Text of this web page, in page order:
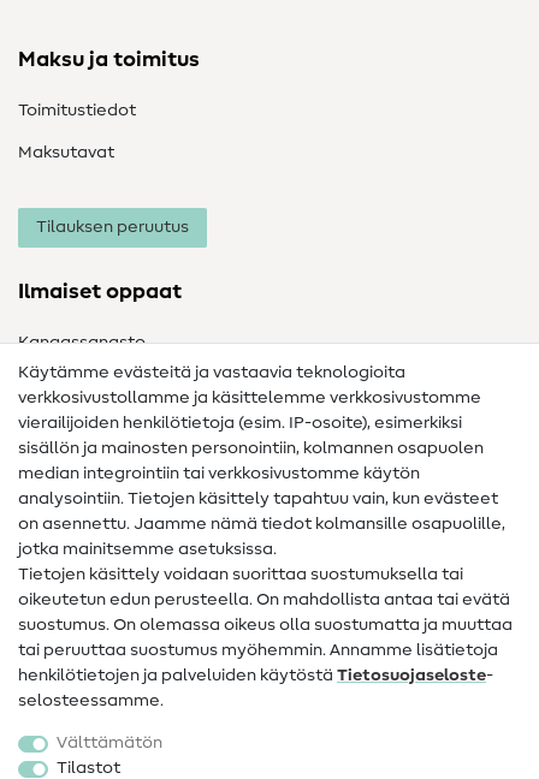
Maksu ja toimitus
Toimitustiedot
Maksutavat
Tilauksen peruutus
Ilmaiset oppaat
Kangassanasto
Ompelusanasto
Ompeluohjeet
Apua ja yhteystiedot
Yhteystiedot
Tietoa omistajanvaihdoksesta
Peruutusoikeus
Suosittu
Kankaat
Käytämme evästeitä ja vastaavia teknologioita
verkkosivustollamme ja käsittelemme verkkosivustomme
vierailijoiden henkilötietoja (esim. IP-osoite), esimerkiksi
sisällön ja mainosten personointiin, kolmannen osapuolen
median integrointiin tai verkkosivustomme käytön
analysointiin. Tietojen käsittely tapahtuu vain, kun evästeet
on asennettu. Jaamme nämä tiedot kolmansille osapuolille,
jotka mainitsemme asetuksissa.
Tietojen käsittely voidaan suorittaa suostumuksella tai
oikeutetun edun perusteella. On mahdollista antaa tai evätä
suostumus. On olemassa oikeus olla suostumatta ja muuttaa
tai peruuttaa suostumus myöhemmin. Annamme lisätietoja
henkilötietojen ja palveluiden käytöstä Tietosuojaseloste-
selosteessamme.
Välttämätön
Tilastot